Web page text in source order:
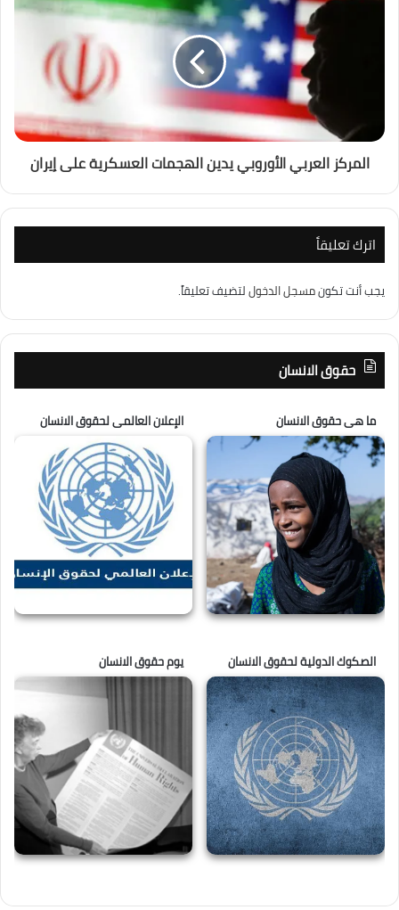
المركز العربي الأوروبي يدين الهجمات العسكرية على إيران
اترك تعليقاً
يجب أنت تكونمسجل الدخوللتضيف تعليقاً.
حقوق الانسان
ما هى حقوق الانسان الإعلان العالمى لحقوق الانسان
الصكوك الدولية لحقوق الانسان يوم حقوق الانسان